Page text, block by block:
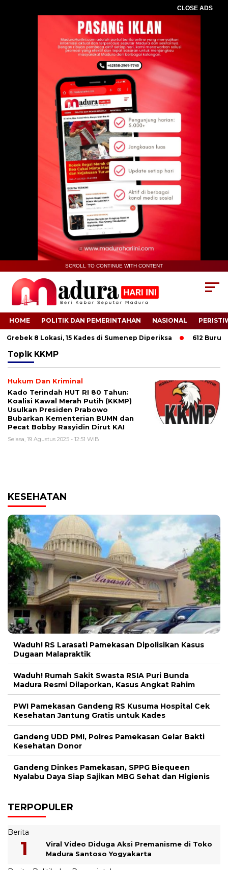
CLOSE ADS
SCROLL TO CONTINUE WITH CONTENT
HOME POLITIK DAN PEMERINTAHAN NASIONAL
8 Lokasi, 15 Kades di Sumenep Diperiksa 612 Buruh
Topik KKMP
Hukum Dan Kriminal
Kado Terindah HUT RI 80 Tahun:
Koalisi Kawal Merah Putih (KKMP)
Usulkan Presiden Prabowo
Bubarkan Kementerian BUMN dan
Pecat Bobby Rasyidin Dirut KAI
Selasa, 19 Agustus 2025 - 12:51 WIB
KESEHATAN
Waduh! RS Larasati Pamekasan Dipolisikan Kasus
Dugaan Malapraktik
Waduh! Rumah Sakit Swasta RSIA Puri Bunda
Madura Resmi Dilaporkan, Kasus Angkat Rahim
PWI Pamekasan Gandeng RS Kusuma Hospital Cek
Kesehatan Jantung Gratis untuk Kades
Gandeng UDD PMI, Polres Pamekasan Gelar Bakti
Kesehatan Donor
Gandeng Dinkes Pamekasan, SPPG Biequeen
Nyalabu Daya Siap Sajikan MBG Sehat dan Higienis
TERPOPULER
Berita
Viral Video Diduga Aksi Premanisme di Toko
Madura Santoso Yogyakarta